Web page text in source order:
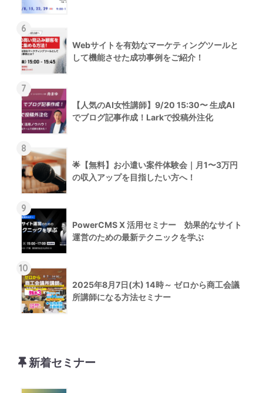
6
Webサイトを有効なマーケティングツールと
して機能させた成功事例をご紹介！
7
【人気のAI女性講師】9/20 15:30〜 生成AI
でブログ記事作成！Larkで投稿外注化
8
🌟【無料】お小遣い案件体験会｜月1〜3万円
の収入アップを目指したい方へ！
9
PowerCMS X 活用セミナー 効果的なサイト
運営のための最新テクニックを学ぶ
10
2025年8月7日(木) 14時～ ゼロから商工会議
所講師になる方法セミナー
新着セミナー